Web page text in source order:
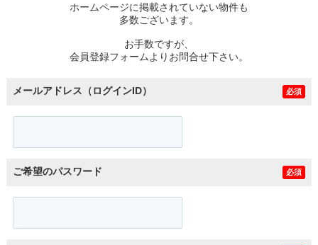
ホームページに掲載されていない物件も
多数ございます。
お手数ですが、
会員登録フォームよりお問合せ下さい。
メールアドレス（ログインID） 必須
ご希望のパスワード 必須